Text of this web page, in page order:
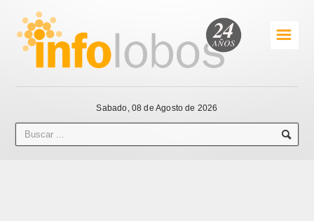
☰
Sabado, 08 de Agosto de 2026